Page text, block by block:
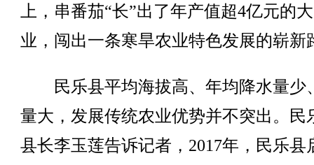
上，串番茄“长”出了年产值超4亿元的
业，闯出一条寒旱农业特色发展的崭新
民乐县平均海拔高、年均降水量少
量大，发展传统农业优势并不突出。民
县长李玉莲告诉记者，2017年，民乐县